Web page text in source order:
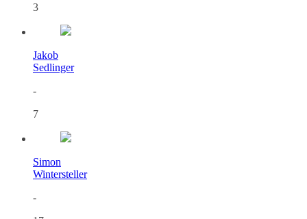
3
Jakob
Sedlinger
-
7
Simon
Wintersteller
-